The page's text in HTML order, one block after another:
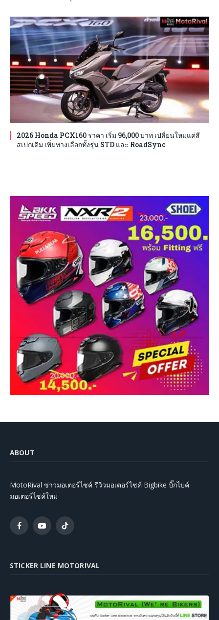
2026 Honda PCX160 ราคา เริ่ม 96,000 บาท เปลี่ยนใหม่แค่สี
สเปกเดิม เพิ่มทางเลือกทั้งรุ่น STD และ RoadSync
ABOUT
MotoRival ข่าวมอเตอร์ไซค์ รีวิวมอเตอร์ไซค์ Bigbike บิ๊กไบค์
มอเตอร์ไซค์ใหม่
FacebookYouTubeTikTok
STICKER LINE MOTORIVAL